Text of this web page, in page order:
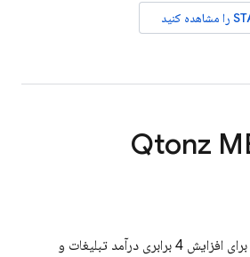
Qtonz
Qtonz از Firebase برای افزایش 4 برابری درآمد تبلیغات و